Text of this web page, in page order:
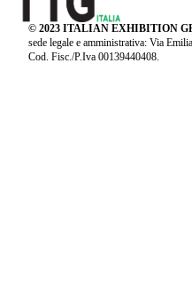
© 2023 ITALIAN EXHIBITION
sede legale e amministrativa: Via
Cod. Fisc./P.Iva 00139440408.